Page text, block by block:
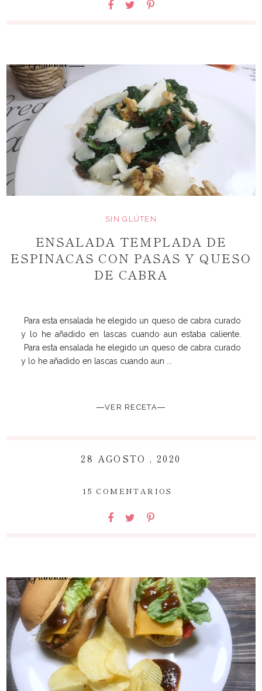
SIN GLÚTEN
ENSALADA TEMPLADA DE
ESPINACAS CON PASAS Y QUESO
DE CABRA
Para esta ensalada he elegido un queso de cabra curado
y lo he añadido en lascas cuando aun estaba caliente.
Para esta ensalada he elegido un queso de cabra curado
y lo he añadido en lascas cuando aun ...
―VER RECETA―
28 AGOSTO , 2020
15 COMENTARIOS